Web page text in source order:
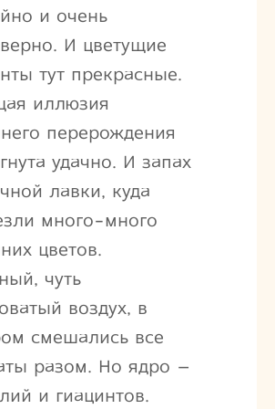
и очень
И цветущие
тут прекрасные.
иллюзия
перерождения
удачно. И запах
лавки, куда
много-много
цветов.
чуть
воздух, в
смешались все
разом. Но ядро –
и гиацинтов.